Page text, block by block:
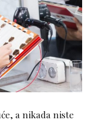
a nikada niste